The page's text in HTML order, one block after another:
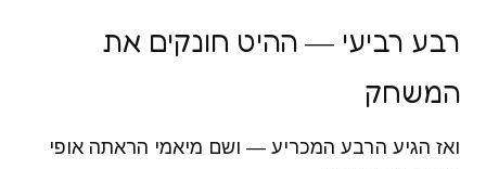
רבע רביעי — ההיט חונקים את
המשחק
ואז הגיע הרבע המכריע — ושם מיאמי הראתה אופי